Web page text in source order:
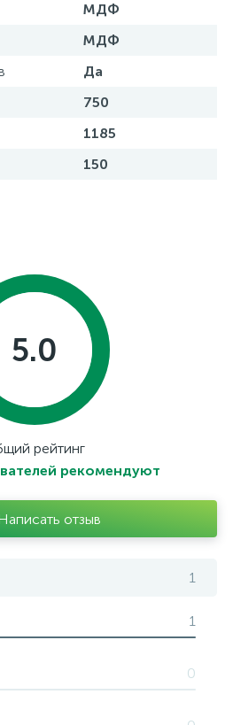
МДФ
МДФ
Да
750
1185
150
5.0
рейтинг
рекомендуют
отзыв
1
1
0